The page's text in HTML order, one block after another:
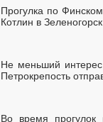
Прогулка по
Котлин в Зеленогорск.
Не меньший интерес
Петрокрепость
Во время прогулок